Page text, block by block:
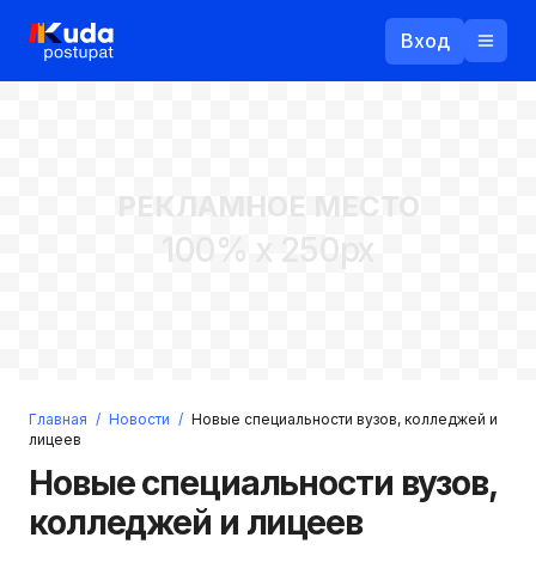
Вход
Войти
Регистрация
Прислать пароль
РЕКЛАМНОЕ МЕСТО
100% x 250px
Главная / Новости / Новые специальности вузов, колледжей и
лицеев
Новые специальности вузов,
колледжей и лицеев